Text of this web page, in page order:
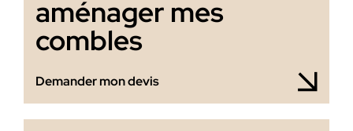
aménager mes
combles
Demander mon devis